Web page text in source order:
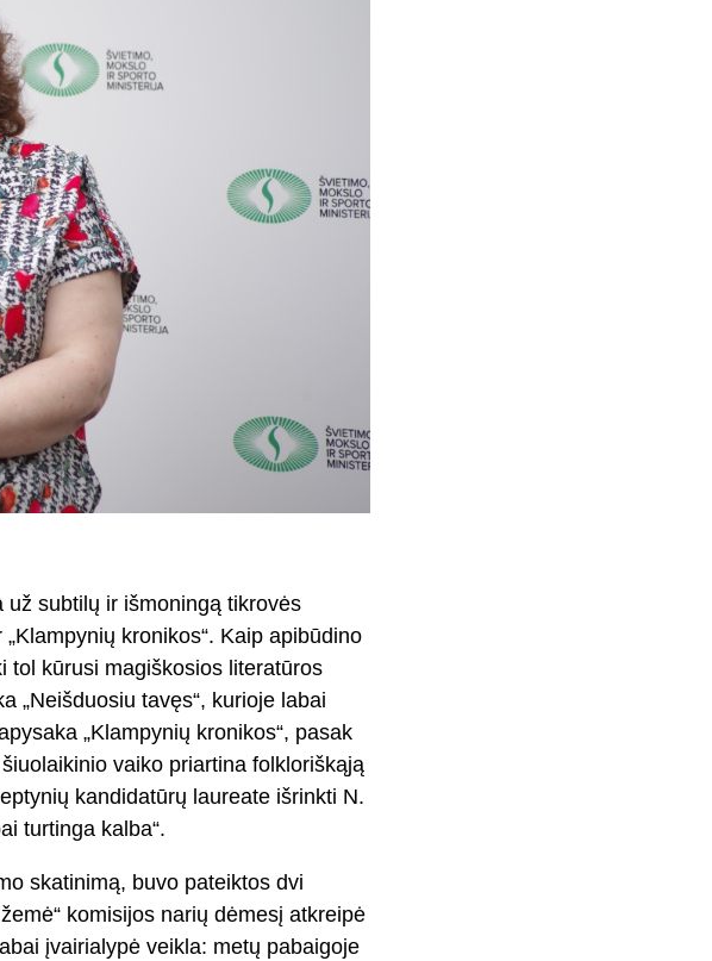
subtilų ir išmoningą tikrovės
kronikos“. Kaip apibūdino
tol kūrusi magiškosios literatūros
„Neišduosiu tavęs“, kurioje labai
„Klampynių kronikos“, pasak
vaiko priartina folkloriškąją
kandidatūrų laureate išrinkti N.
turtinga kalba“.
skatinimą, buvo pateiktos dvi
komisijos narių dėmesį atkreipė
įvairialypė veikla: metų pabaigoje